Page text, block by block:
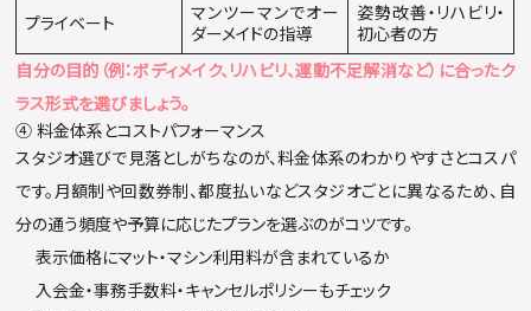
プライベート
マンツーマンでオー
ダーメイドの指導
姿勢改善・リハビリ・
初心者の方
自分の目的（例：ボディメイク、リハビリ、運動不足解消など）に合ったク
ラス形式を選びましょう。
④ 料金体系とコストパフォーマンス
スタジオ選びで見落としがちなのが、料金体系のわかりやすさとコスパ
です。月額制や回数券制、都度払いなどスタジオごとに異なるため、自
分の通う頻度や予算に応じたプランを選ぶのがコツです。
表示価格にマット・マシン利用料が含まれているか
入会金・事務手数料・キャンセルポリシーもチェック